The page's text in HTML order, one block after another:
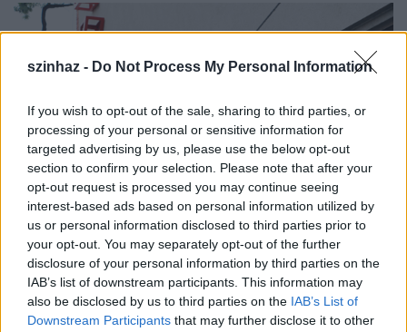
szinhaz - Do Not Process My Personal Information
If you wish to opt-out of the sale, sharing to third parties, or
processing of your personal or sensitive information for
targeted advertising by us, please use the below opt-out
section to confirm your selection. Please note that after your
opt-out request is processed you may continue seeing
interest-based ads based on personal information utilized by
us or personal information disclosed to third parties prior to
your opt-out. You may separately opt-out of the further
disclosure of your personal information by third parties on the
IAB’s list of downstream participants. This information may
also be disclosed by us to third parties on the IAB’s List of
Downstream Participants that may further disclose it to other